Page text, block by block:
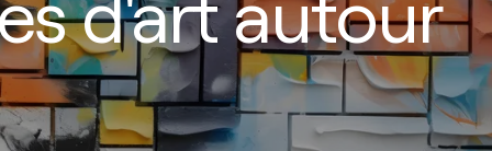
d'art autour